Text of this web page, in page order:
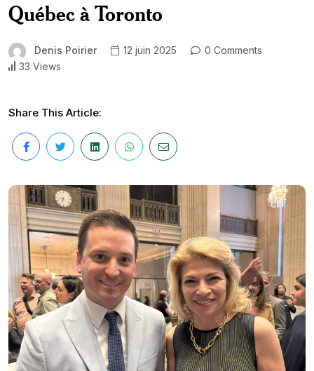
Québec à Toronto
Denis Poirier 12 juin 2025
0 Comments
33 Views
Share This Article: